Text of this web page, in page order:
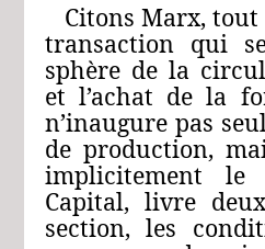
Citons Marx, tout
transaction qui
sphère de la
et l’achat de la
n’inaugure pas
de production,
implicitement le
Capital, livre
section, les